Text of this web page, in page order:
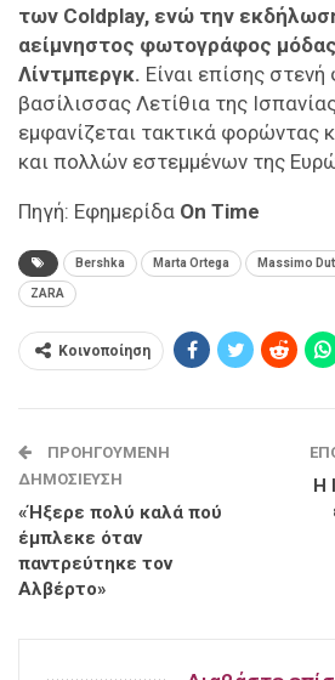
των Coldplay, ενώ την
αείμνηστος φωτογράφος
Λίντμπεργκ. Είναι επίσης στενή
βασίλισσας Λετίθια της
εμφανίζεται τακτικά φορώντας
και πολλών εστεμμένων της
Πηγή: Εφημερίδα On Time
Bershka Marta Ortega Massimo
ZARA
Κοινοποίηση
ΠΡΟΗΓΟΎΜΕΝΗ
ΔΗΜΟΣΊΕΥΣΗ
«Ήξερε πολύ καλά πού
έμπλεκε όταν
παντρεύτηκε τον
Αλβέρτο»
Η